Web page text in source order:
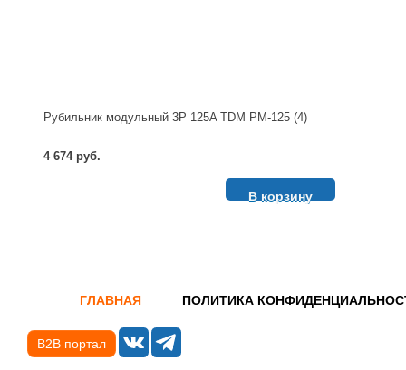
Рубильник модульный 3P 125A TDM РМ-125 (4)
4 674 руб.
В корзину
ГЛАВНАЯ ПОЛИТИКА
B2B портал